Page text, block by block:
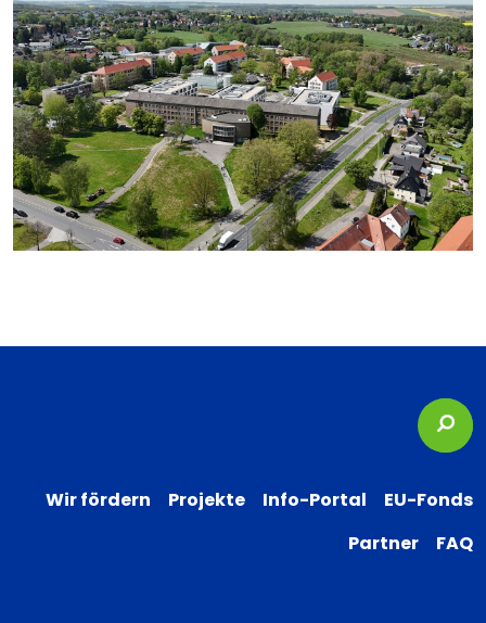
Wir fördern Projekte Info-Portal
EU-Fonds
Partner
FAQ